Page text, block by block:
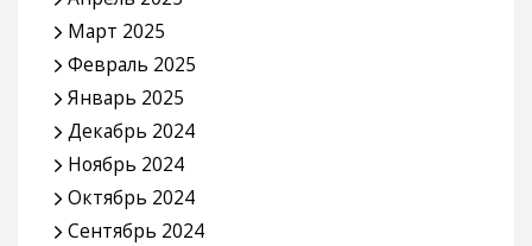
Март 2025
Февраль 2025
Январь 2025
Декабрь 2024
Ноябрь 2024
Октябрь 2024
Сентябрь 2024